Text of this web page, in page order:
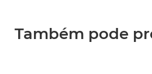
Também pode